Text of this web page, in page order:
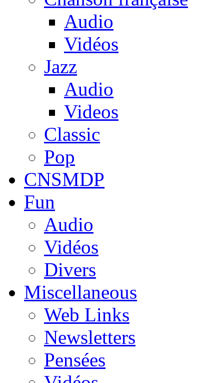
Audio
Vidéos
Jazz
Audio
Videos
Classic
Pop
CNSMDP
Fun
Audio
Vidéos
Divers
Miscellaneous
Web Links
Newsletters
Pensées